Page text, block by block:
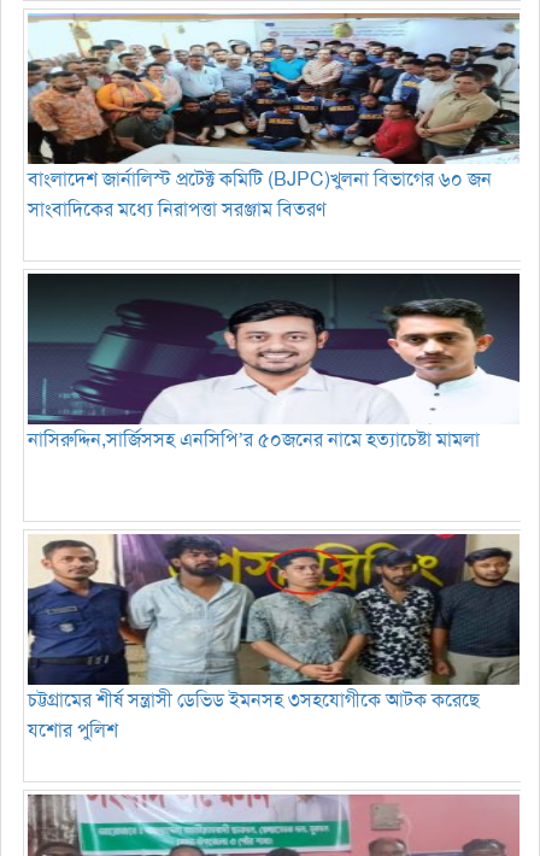
বাংলাদেশ জার্নালিস্ট প্রটেক্ট কমিটি (BJPC)খুলনা বিভাগের ৬০ জন
সাংবাদিকের মধ্যে নিরাপত্তা সরঞ্জাম বিতরণ
নাসিরুদ্দিন,সার্জিসসহ এনসিপি’র ৫০জনের নামে হত্যাচেষ্টা মামলা
চট্টগ্রামের শীর্ষ সন্ত্রাসী ডেভিড ইমনসহ ৩সহযোগীকে আটক করেছে
যশোর পুলিশ